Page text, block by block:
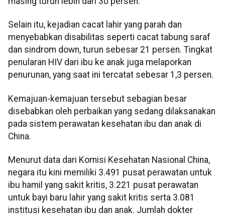
Selain itu, kejadian cacat lahir yang parah dan
menyebabkan disabilitas seperti cacat tabung saraf
dan sindrom down, turun sebesar 21 persen. Tingkat
penularan HIV dari ibu ke anak juga melaporkan
penurunan, yang saat ini tercatat sebesar 1,3 persen.
Kemajuan-kemajuan tersebut sebagian besar
disebabkan oleh perbaikan yang sedang dilaksanakan
pada sistem perawatan kesehatan ibu dan anak di
China.
Menurut data dari Komisi Kesehatan Nasional China,
negara itu kini memiliki 3.491 pusat perawatan untuk
ibu hamil yang sakit kritis, 3.221 pusat perawatan
untuk bayi baru lahir yang sakit kritis serta 3.081
institusi kesehatan ibu dan anak. Jumlah dokter